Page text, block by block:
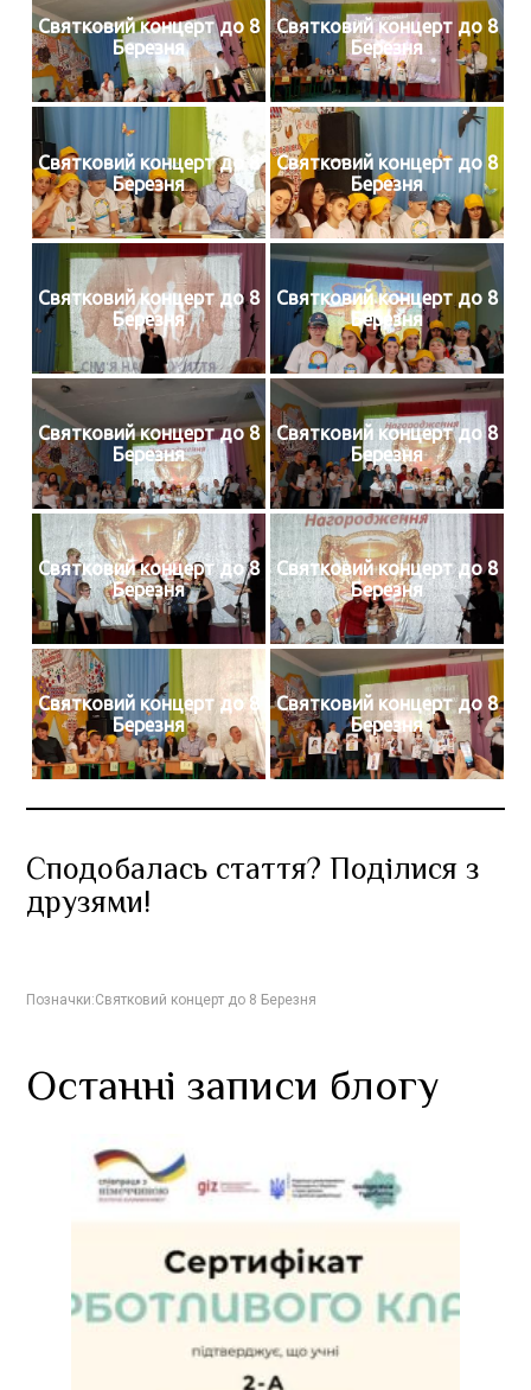
Святковий концерт до 8
Березня
Святковий концерт до 8
Березня
Святковий концерт до 8
Березня
Святковий концерт до 8
Березня
Святковий концерт до 8
Березня
Святковий концерт до 8
Березня
Святковий концерт до 8
Березня
Святковий концерт до 8
Березня
Святковий концерт до 8
Березня
Святковий концерт до 8
Березня
Святковий концерт до 8
Березня
Святковий концерт до 8
Березня
Сподобалась стаття? Поділися з
друзями!
Позначки:Святковий концерт до 8 Березня
Останні записи блогу